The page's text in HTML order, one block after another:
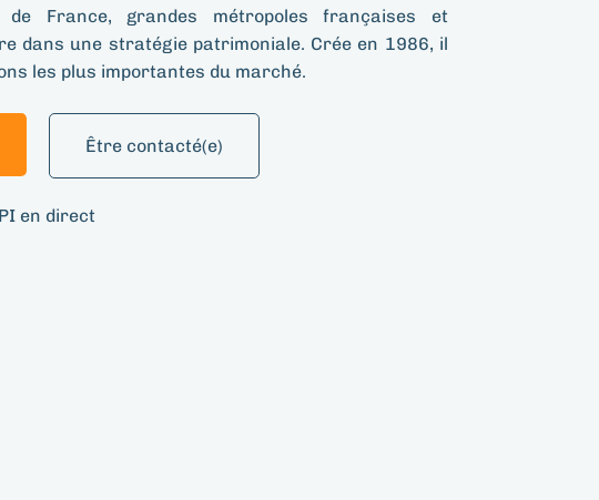
de France, grandes métropoles françaises et
dans une stratégie patrimoniale. Crée en 1986, il
les plus importantes du marché.
Être contacté(e)
en direct